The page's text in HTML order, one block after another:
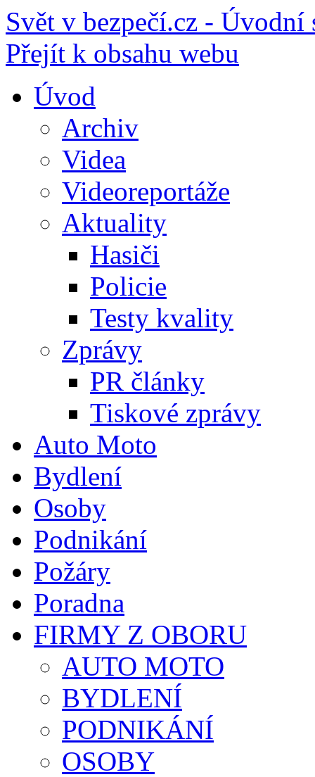
Svět v bezpečí.cz - Úvodní
Přejít k obsahu webu
Úvod
Archiv
Videa
Videoreportáže
Aktuality
Hasiči
Policie
Testy kvality
Zprávy
PR články
Tiskové zprávy
Auto Moto
Bydlení
Osoby
Podnikání
Požáry
Poradna
FIRMY Z OBORU
AUTO MOTO
BYDLENÍ
PODNIKÁNÍ
OSOBY